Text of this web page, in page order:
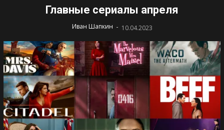
Главные сериалы апреля
Иван Шапкин - 10.04.2023